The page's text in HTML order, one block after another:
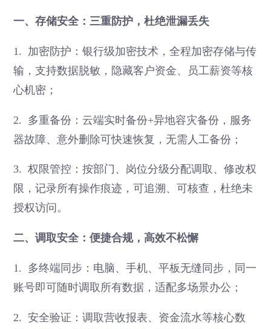
一、存储安全：三重防护，杜绝泄漏丢失
1. 加密防护：银行级加密技术，全程加密存储与传
输，支持数据脱敏，隐藏客户资金、员工薪资等核
心机密；
2. 多重备份：云端实时备份+异地容灾备份，服务
器故障、意外删除可快速恢复，无需人工备份；
3. 权限管控：按部门、岗位分级分配调取、修改权
限，记录所有操作痕迹，可追溯、可核查，杜绝未
授权访问。
二、调取安全：便捷合规，高效不松懈
1. 多终端同步：电脑、手机、平板无缝同步，同一
账号即可随时调取所有数据，适配多场景办公；
2. 安全验证：调取营收报表、资金流水等核心数